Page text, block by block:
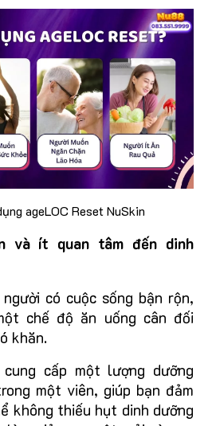
ageLOC Reset NuSkin
và ít quan tâm đến dinh
có cuộc sống bận rộn,
chế độ ăn uống cân đối
khăn.
cấp một lượng dưỡng
một viên, giúp bạn đảm
không thiếu hụt dinh dưỡng